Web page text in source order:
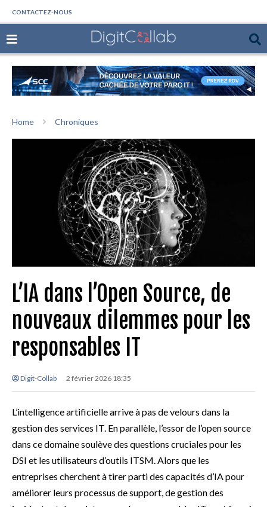
CONTACTEZ-NOUS
Home Chroniques
L’IA dans l’Open Source, de
nouveaux dilemmes pour les
responsables IT
Digit-Collab 2 février 2026 18:35
L’intelligence artificielle arrive à pas de velours dans la
gestion des services IT. En parallèle, l’essor de l’open source
dans ce domaine soulève des questions cruciales pour les
DSI et les utilisateurs d’outils ITSM. Alors que les
entreprises cherchent à tirer parti des capacités d’IA pour
améliorer leurs processus de support, de gestion des